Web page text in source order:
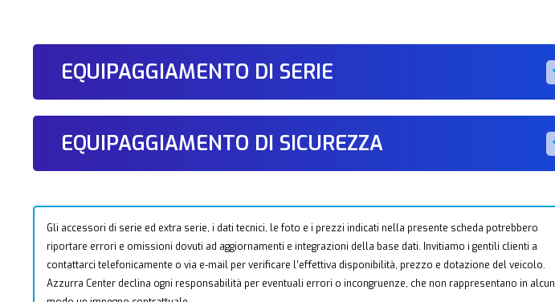
EQUIPAGGIAMENTO DI SERIE
EQUIPAGGIAMENTO DI SICUREZZA
Gli accessori di serie ed extra serie, i dati tecnici, le foto e i prezzi indicati nella presente scheda potrebbero
riportare errori e omissioni dovuti ad aggiornamenti e integrazioni della base dati. Invitiamo i gentili clienti a
contattarci telefonicamente o via e-mail per verificare l’effettiva disponibilità, prezzo e dotazione del veicolo.
Azzurra Center declina ogni responsabilità per eventuali errori o incongruenze, che non rappresentano in alcun